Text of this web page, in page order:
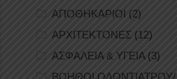
ΑΠΟΘΗΚΑΡΙΟΙ (2)
ΑΡΧΙΤΕΚΤΟΝΕΣ (12)
ΑΣΦΑΛΕΙΑ & ΥΓΕΙΑ(3)